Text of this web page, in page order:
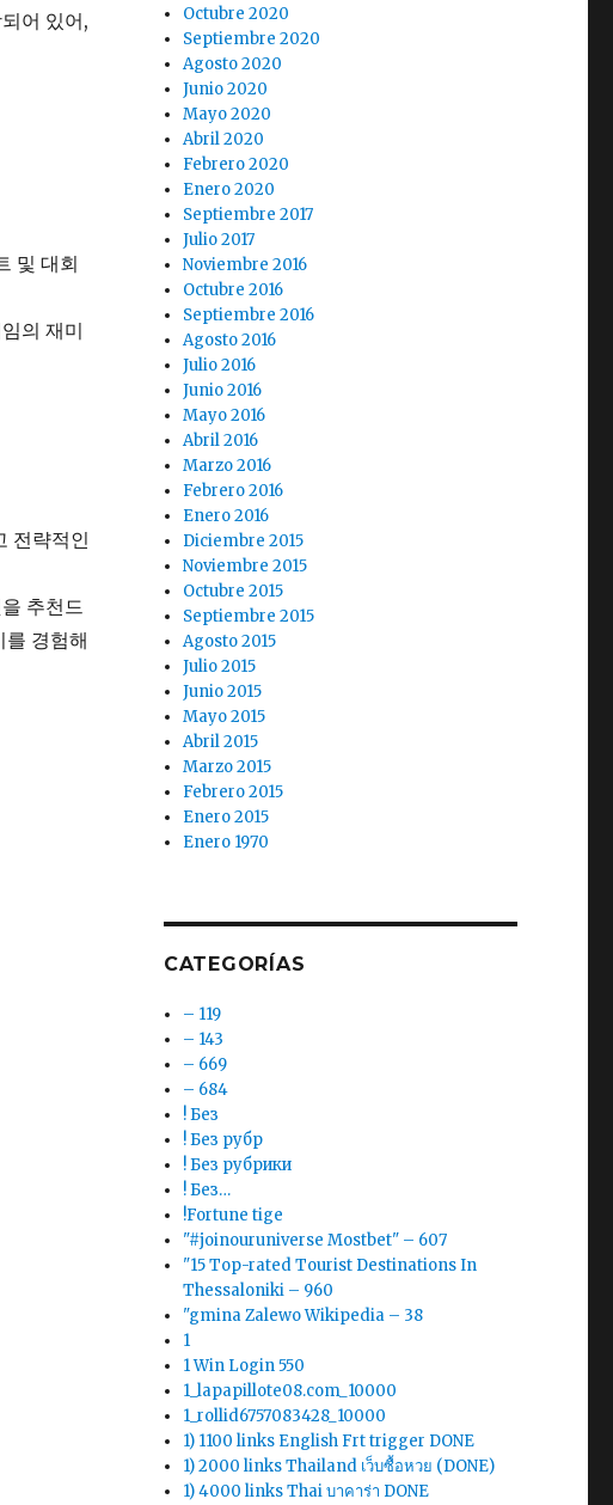
어 있어,
및 대회
의 재미
전략적인
추천드
경험해
Octubre 2020
Septiembre 2020
Agosto 2020
Junio 2020
Mayo 2020
Abril 2020
Febrero 2020
Enero 2020
Septiembre 2017
Julio 2017
Noviembre 2016
Octubre 2016
Septiembre 2016
Agosto 2016
Julio 2016
Junio 2016
Mayo 2016
Abril 2016
Marzo 2016
Febrero 2016
Enero 2016
Diciembre 2015
Noviembre 2015
Octubre 2015
Septiembre 2015
Agosto 2015
Julio 2015
Junio 2015
Mayo 2015
Abril 2015
Marzo 2015
Febrero 2015
Enero 2015
Enero 1970
CATEGORÍAS
– 119
– 143
– 669
– 684
! Без
! Без рубр
! Без рубрики
! Без…
!Fortune tige
"#joinouruniverse Mostbet" – 607
"15 Top-rated Tourist Destinations In
Thessaloniki – 960
"gmina Zalewo Wikipedia – 38
1
1 Win Login 550
1_lapapillote08.com_10000
1_rollid6757083428_10000
1) 1100 links English Frt trigger DONE
1) 2000 links Thailand เว็บซื้อหวย (DONE)
1) 4000 links Thai บาคาร่า DONE